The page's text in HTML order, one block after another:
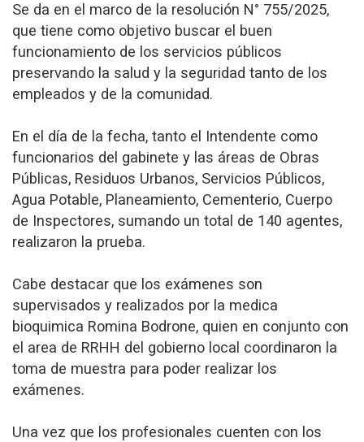
Se da en el marco de la resolución N° 755/2025,
que tiene como objetivo buscar el buen
funcionamiento de los servicios públicos
preservando la salud y la seguridad tanto de los
empleados y de la comunidad.
En el día de la fecha, tanto el Intendente como
funcionarios del gabinete y las áreas de Obras
Públicas, Residuos Urbanos, Servicios Públicos,
Agua Potable, Planeamiento, Cementerio, Cuerpo
de Inspectores, sumando un total de 140 agentes,
realizaron la prueba.
Cabe destacar que los exámenes son
supervisados y realizados por la medica
bioquimica Romina Bodrone, quien en conjunto con
el area de RRHH del gobierno local coordinaron la
toma de muestra para poder realizar los
exámenes.
Una vez que los profesionales cuenten con los